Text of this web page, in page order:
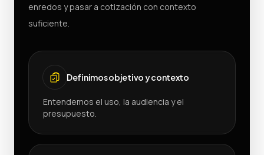
enredos y pasar a cotización con contexto
suficiente.
Definimos objetivo y contexto
Entendemos el uso, la audiencia y el
presupuesto.